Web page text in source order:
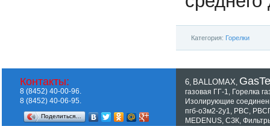
Категория: Горелки
6, BALLOMAX,
газовая ГГ-1, Горелка
Изолирующие
пгб-о3м2-2у1, РВС,
MEDENUS, СЗК,
Контакты:
8 (8452) 40-00-96.
8 (8452) 40-06-95.
Поделиться…